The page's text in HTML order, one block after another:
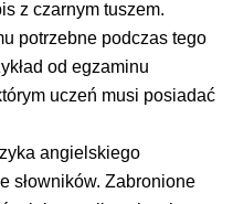
z czarnym tuszem.
potrzebne podczas tego
od egzaminu
uczeń musi posiadać
angielskiego
słowników. Zabronione